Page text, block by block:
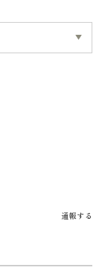
通報する